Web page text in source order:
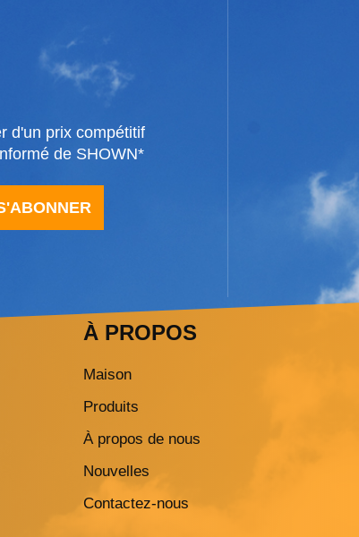
d'un prix compétitif
de SHOWN*
À PROPOS
Maison
Produits
À propos de nous
Nouvelles
Contactez-nous